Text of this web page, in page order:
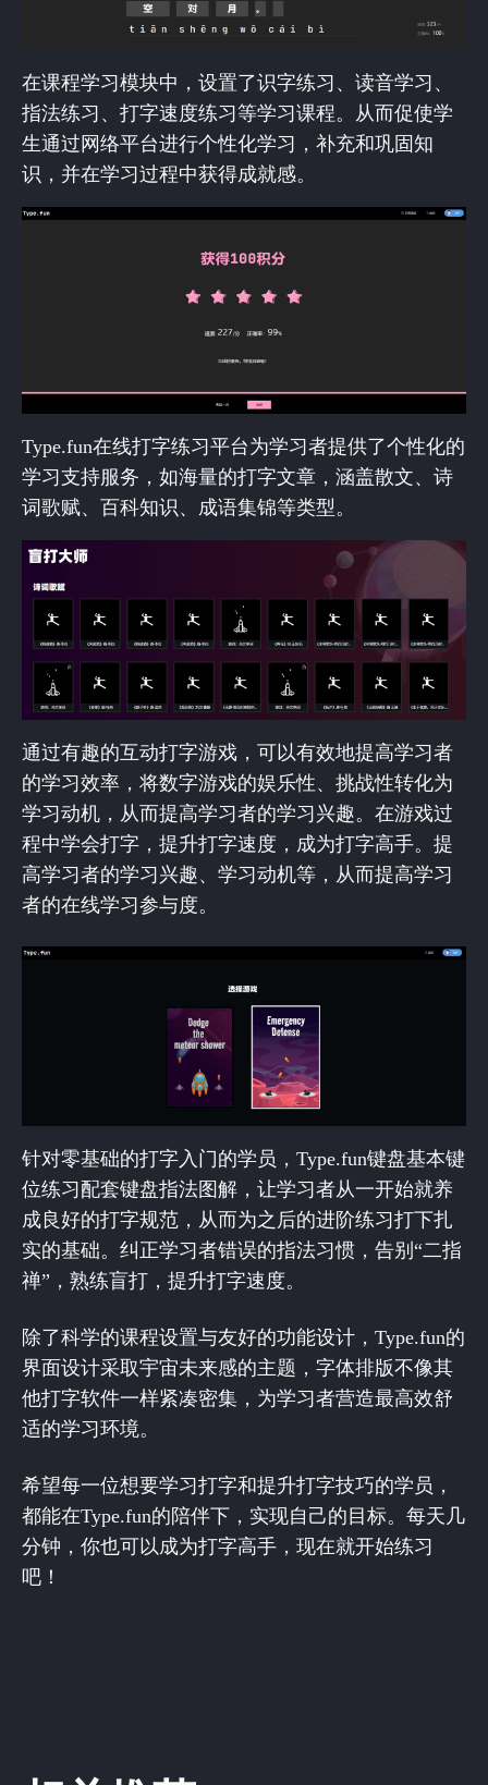
在课程学习模块中，设置了识字练习、读音学习、
指法练习、打字速度练习等学习课程。从而促使学
生通过网络平台进行个性化学习，补充和巩固知
识，并在学习过程中获得成就感。
Type.fun在线打字练习平台为学习者提供了个性化的
学习支持服务，如海量的打字文章，涵盖散文、诗
词歌赋、百科知识、成语集锦等类型。
通过有趣的互动打字游戏，可以有效地提高学习者
的学习效率，将数字游戏的娱乐性、挑战性转化为
学习动机，从而提高学习者的学习兴趣。在游戏过
程中学会打字，提升打字速度，成为打字高手。提
高学习者的学习兴趣、学习动机等，从而提高学习
者的在线学习参与度。
针对零基础的打字入门的学员，Type.fun键盘基本键
位练习配套键盘指法图解，让学习者从一开始就养
成良好的打字规范，从而为之后的进阶练习打下扎
实的基础。纠正学习者错误的指法习惯，告别“二指
禅”，熟练盲打，提升打字速度。
除了科学的课程设置与友好的功能设计，Type.fun的
界面设计采取宇宙未来感的主题，字体排版不像其
他打字软件一样紧凑密集，为学习者营造最高效舒
适的学习环境。
希望每一位想要学习打字和提升打字技巧的学员，
都能在Type.fun的陪伴下，实现自己的目标。每天几
分钟，你也可以成为打字高手，现在就开始练习
吧！